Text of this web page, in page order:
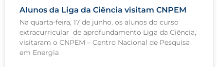
Alunos da Liga da Ciência visitam CNPEM
Na quarta-feira, 17 de junho, os alunos do curso
extracurricular de aprofundamento Liga da Ciência,
visitaram o CNPEM – Centro Nacional de Pesquisa
em Energia